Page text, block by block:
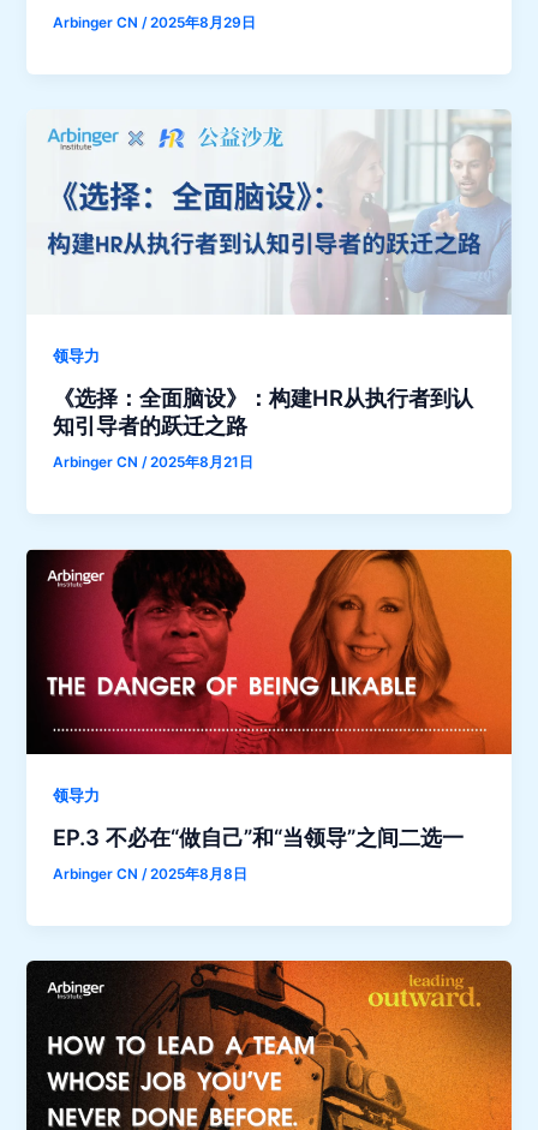
Arbinger CN/2025年8月29日
领导力
《选择：全面脑设》：构建HR从执行者到认
知引导者的跃迁之路
Arbinger CN/2025年8月21日
领导力
EP.3 不必在“做自己”和“当领导”之间二选一
Arbinger CN/2025年8月8日